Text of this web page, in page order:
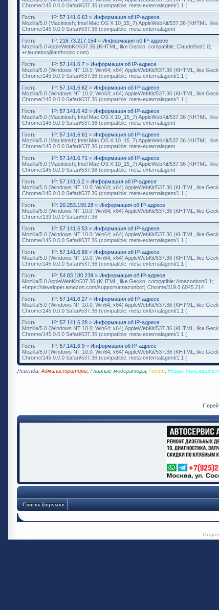
Chrome/145.0.0.0 Safari/537.36 (compatible; meta-externalagent/1.1 (
Гость
IP: 57.141.6.63 » Информация об IP-адресе
Mozilla/5.0 (Macintosh; Intel Mac OS X 10_15_7) AppleWebKit/537.36 (KHTML,
Chrome/145.0.0.0 Safari/537.36 (compatible; meta-externalagent
Гость
IP: 216.73.217.154 » Информация об IP-адресе
Mozilla/5.0 AppleWebKit/537.36 (KHTML, like Gecko; compatible; ClaudeBot/1.0;
+claudebot@anthropic.com)
Гость
IP: 57.141.6.7 » Информация об IP-адресе
Mozilla/5.0 (Windows NT 10.0; Win64; x64) AppleWebKit/537.36 (KHTML, like
Chrome/145.0.0.0 Safari/537.36 (compatible; meta-externalagent/1.1 (
Гость
IP: 57.141.6.62 » Информация об IP-адресе
Mozilla/5.0 (Windows NT 10.0; Win64; x64) AppleWebKit/537.36 (KHTML, like
Chrome/145.0.0.0 Safari/537.36 (compatible; meta-externalagent/1.1 (
Гость
IP: 57.141.6.42 » Информация об IP-адресе
Mozilla/5.0 (Macintosh; Intel Mac OS X 10_15_7) AppleWebKit/537.36 (KHTML,
Chrome/145.0.0.0 Safari/537.36 (compatible; meta-externalagent
Гость
IP: 57.141.6.61 » Информация об IP-адресе
Mozilla/5.0 (Macintosh; Intel Mac OS X 10_15_7) AppleWebKit/537.36 (KHTML,
Chrome/145.0.0.0 Safari/537.36 (compatible; meta-externalagent
Гость
IP: 57.141.6.71 » Информация об IP-адресе
Mozilla/5.0 (Macintosh; Intel Mac OS X 10_15_7) AppleWebKit/537.36 (KHTML,
Chrome/145.0.0.0 Safari/537.36 (compatible; meta-externalagent
Гость
IP: 57.141.6.2 » Информация об IP-адресе
Mozilla/5.0 (Windows NT 10.0; Win64; x64) AppleWebKit/537.36 (KHTML, like
Chrome/145.0.0.0 Safari/537.36 (compatible; meta-externalagent/1.1 (
Гость
IP: 20.253.150.28 » Информация об IP-адресе
Mozilla/5.0 (Windows NT 10.0; Win64; x64) AppleWebKit/537.36 (KHTML, like
Chrome/133.0.0.0 Safari/537.36
Гость
IP: 57.141.6.53 » Информация об IP-адресе
Mozilla/5.0 (Windows NT 10.0; Win64; x64) AppleWebKit/537.36 (KHTML, like
Chrome/145.0.0.0 Safari/537.36 (compatible; meta-externalagent/1.1 (
Гость
IP: 57.141.6.69 » Информация об IP-адресе
Mozilla/5.0 (Windows NT 10.0; Win64; x64) AppleWebKit/537.36 (KHTML, like
Chrome/145.0.0.0 Safari/537.36 (compatible; meta-externalagent/1.1 (
Гость
IP: 54.83.180.239 » Информация об IP-адресе
Mozilla/5.0 AppleWebKit/537.36 (KHTML, like Gecko; compatible; Amazonbot/0.1;
+https://developer.amazon.com/support/amazonbot) Chrome/119.0.6045.214
Гость
IP: 57.141.6.27 » Информация об IP-адресе
Mozilla/5.0 (Windows NT 10.0; Win64; x64) AppleWebKit/537.36 (KHTML, like
Chrome/145.0.0.0 Safari/537.36 (compatible; meta-externalagent/1.1 (
Гость
IP: 57.141.6.28 » Информация об IP-адресе
Mozilla/5.0 (Windows NT 10.0; Win64; x64) AppleWebKit/537.36 (KHTML, like
Chrome/145.0.0.0 Safari/537.36 (compatible; meta-externalagent/1.1 (
Гость
IP: 57.141.6.9 » Информация об IP-адресе
Mozilla/5.0 (Windows NT 10.0; Win64; x64) AppleWebKit/537.36 (KHTML, like
Chrome/145.0.0.0 Safari/537.36 (compatible; meta-externalagent/1.1 (
Легенда: Администраторы Главные модераторы Гости Новые
Список форумов